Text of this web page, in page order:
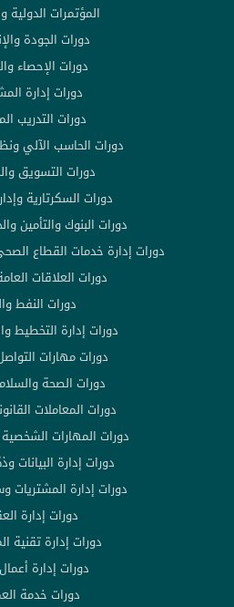
المؤتمرات الدولية
دورات الجودة
دورات الإحصاء
دورات إدارة
دورات التدريب
دورات الحاسب الآلي
دورات التسويق
دورات السكرتارية
دورات البنوك والتأمين
دورات إدارة خدمات القطاع
دورات العلاقات
دورات النفط
دورات إدارة التخطيط
دورات مهارات
دورات الصحة
دورات المعاملات
دورات المهارات
دورات إدارة البيانات
دورات إدارة المشتريات
دورات إدارة
دورات إدارة تقنية
دورات إدارة أعمال
دورات خدمة